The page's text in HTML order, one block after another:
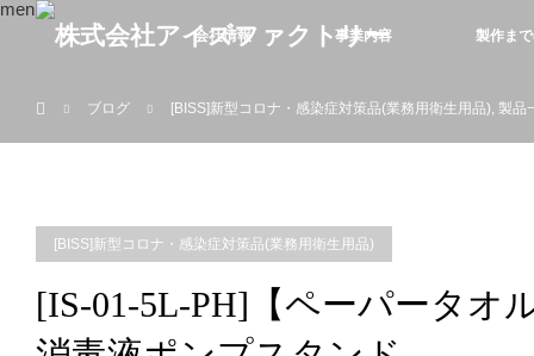
menu
会社情報 事業内容 製作ま
ブログ
[BISS]新型コロナ・感染症対策品(業務用衛生用品), 製品
[BISS]新型コロナ・感染症対策品(業務用衛生用品)
[IS-01-5L-PH]【ペーパータオ